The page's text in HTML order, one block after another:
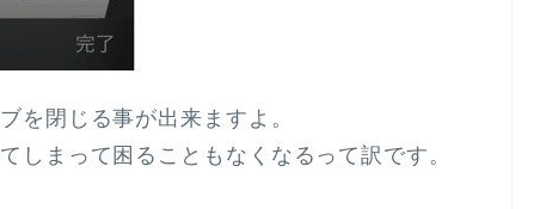
を閉じる事が出来ますよ。
しまって困ることもなくなるって訳です。